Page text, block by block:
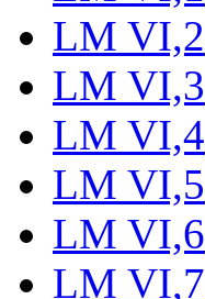
LM VI,2
LM VI,3
LM VI,4
LM VI,5
LM VI,6
LM VI,7